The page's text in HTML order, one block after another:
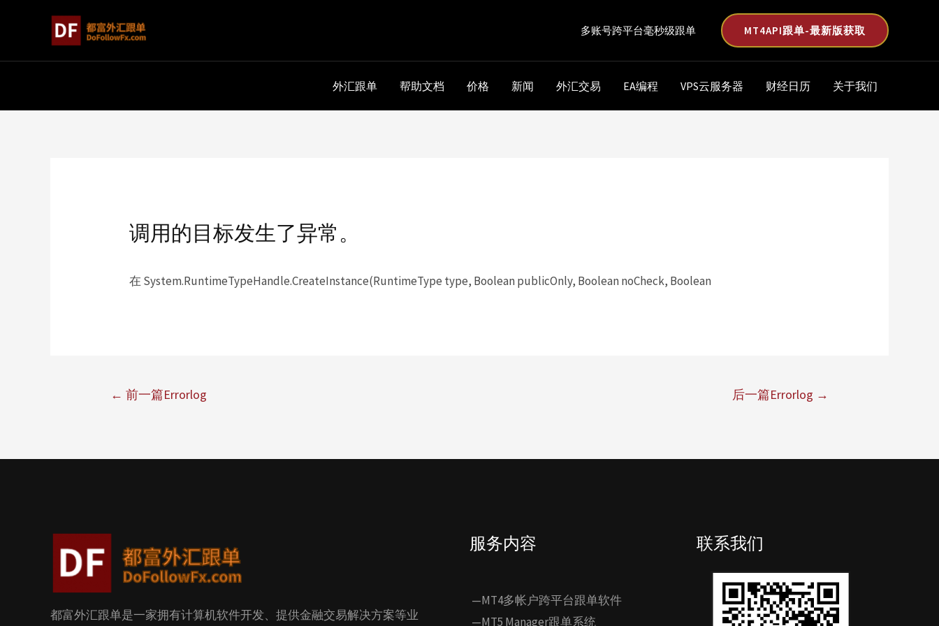
多账号跨平台毫秒级跟单 MT4API跟单-最新版获取
外汇跟单 帮助文档 价格 新闻 外汇交易 EA编程 VPS云服务器 财经日历 关于我们
调用的目标发生了异常。
在 System.RuntimeTypeHandle.CreateInstance(RuntimeType type, Boolean publicOnly, Boolean noCheck, Boolean
← 前一篇Errorlog 后一篇Errorlog →
都富外汇跟单是一家拥有计算机软件开发、提供金融交易解决方案等业
服务内容
—MT4多帐户跨平台跟单软件
—MT5 Manager跟单系统
联系我们